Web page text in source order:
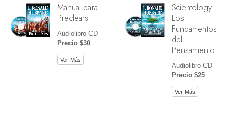
Manual para
Preclears
Audiolibro CD
Precio $30
Ver Más
Scientology:
Los
Fundamentos
del
Pensamiento
Audiolibro CD
Precio $25
Ver Más